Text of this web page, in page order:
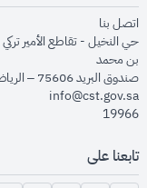
اتصل بنا
حي النخيل - تقاطع الأمير
بن محمد
صندوق البريد 75606 – الرياض 11588
info@cst.gov.sa
19966
تابعنا على